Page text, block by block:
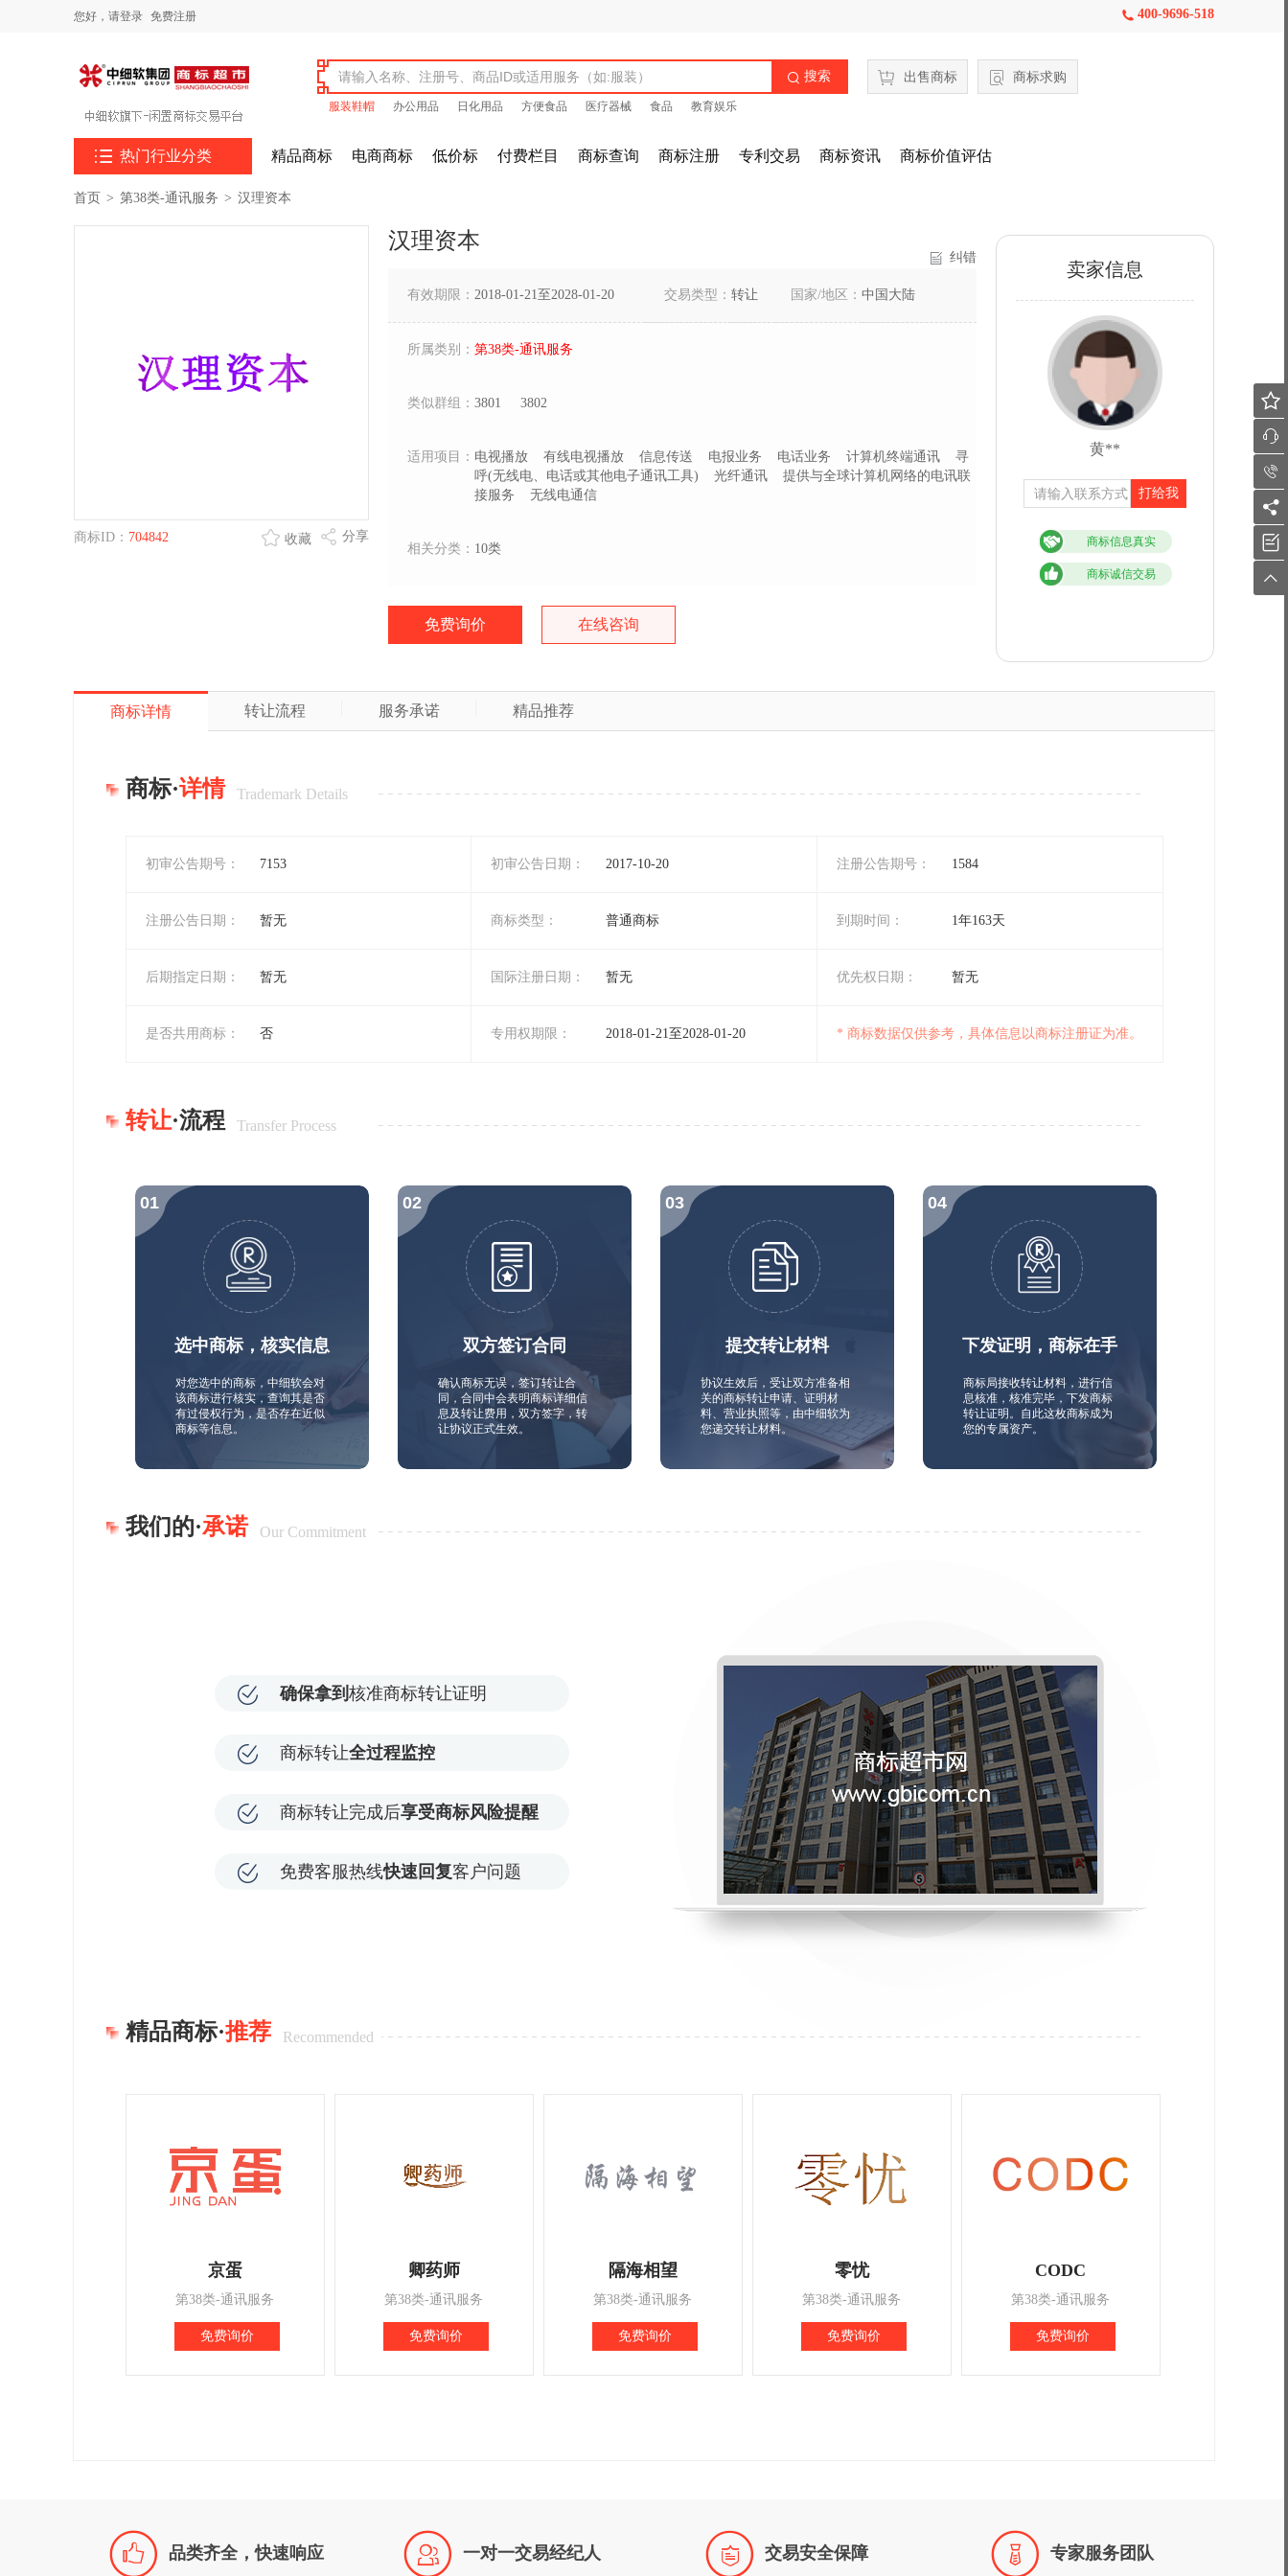
您好， 请登录 免费注册  400-9696-518
 搜索
服装鞋帽 办公用品 日化用品 方便食品 医疗器械 食品 教育娱乐
出售商标 商标求购
 热门行业分类 精品商标 电商商标 低价标 付费栏目 商标查询 商标注册 专利交易 商标资讯 商标价值评估
首页 > 第38类-通讯服务 > 汉理资本
商标ID： 704842 分享
收藏
汉理资本
纠错
有效期限： 2018-01-21至2028-01-20 交易类型： 转让 国家/地区： 中国大陆
所属类别： 第38类-通讯服务
类似群组： 3801 3802
适用项目： 电视播放 有线电视播放 信息传送 电报业务 电话业务 计算机终端通讯
寻
呼(无线电、电话或其他电子通讯工具)
光纤通讯
提供与全球计算机网络的电讯联
接服务
无线电通信
相关分类： 10类
免费询价 在线咨询
卖家信息
黄**
打给我
商标信息真实
商标诚信交易
商标详情 转让流程 服务承诺 精品推荐
商标·详情 Trademark Details
初审公告期号： 7153 初审公告日期： 2017-10-20 注册公告期号： 1584
注册公告日期： 暂无 商标类型： 普通商标 到期时间： 1年163天
后期指定日期： 暂无 国际注册日期： 暂无 优先权日期： 暂无
是否共用商标： 否 专用权期限： 2018-01-21至2028-01-20 * 商标数据仅供参考，具体信息以商标注册证为准。
转让·流程 Transfer Process
选中商标，核实信息
对您选中的商标，中细软会对
该商标进行核实，查询其是否
有过侵权行为，是否存在近似
商标等信息。
双方签订合同
确认商标无误，签订转让合
同，合同中会表明商标详细信
息及转让费用，双方签字，转
让协议正式生效。
提交转让材料
协议生效后，受让双方准备相
关的商标转让申请、证明材
料、营业执照等，由中细软为
您递交转让材料。
下发证明，商标在手
商标局接收转让材料，进行信
息核准，核准完毕，下发商标
转让证明。自此这枚商标成为
您的专属资产。
我们的·承诺 Our Commitment
确保拿到 核准商标转让证明
商标转让全过程监控
商标转让完成后享受商标风险提醒
免费客服热线快速回复客户问题
精品商标·推荐 Recommended
京蛋
第38类-通讯服务
免费询价
卿药师
第38类-通讯服务
免费询价
隔海相望
第38类-通讯服务
免费询价
零忧
第38类-通讯服务
免费询价
CODC
第38类-通讯服务
免费询价
 品类齐全，快速响应  一对一交易经纪人  交易安全保障  专家服务团队





